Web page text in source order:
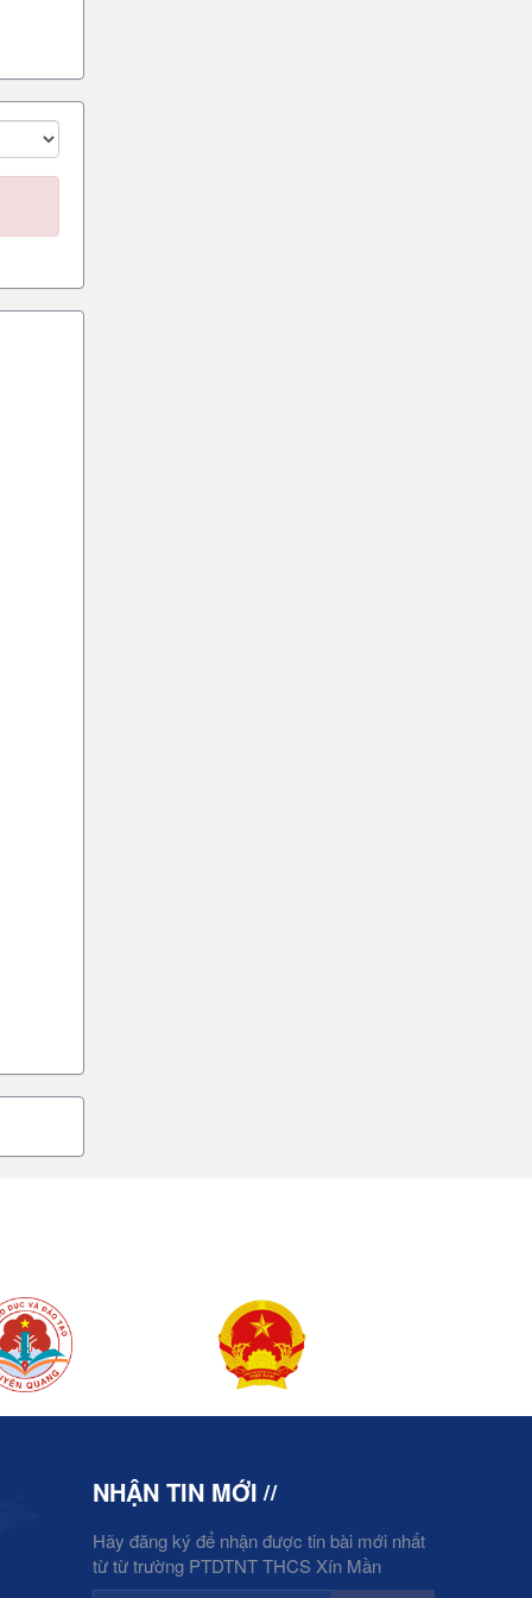
NHẬN TIN MỚI
Hãy đăng ký để nhận được tin bài mới nhất
từ từ trường PTDTNT THCS Xín Mần